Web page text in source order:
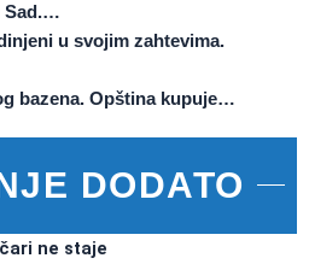
Sad.…
u svojim zahtevima.
bazena. Opština kupuje…
DODATO
ne staje